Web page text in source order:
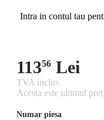
Intra in contul tau
11356 Lei
TVA inclus
Acesta este ultimul
Numar piesa